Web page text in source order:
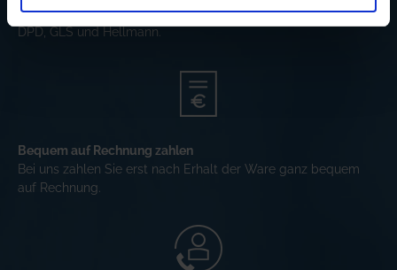
Wir versenden schnell, zuverlässig und nachverfolgbar mit
DPD, GLS und Hellmann.
Bequem auf Rechnung zahlen
Bei uns zahlen Sie erst nach Erhalt der Ware ganz bequem
auf Rechnung.